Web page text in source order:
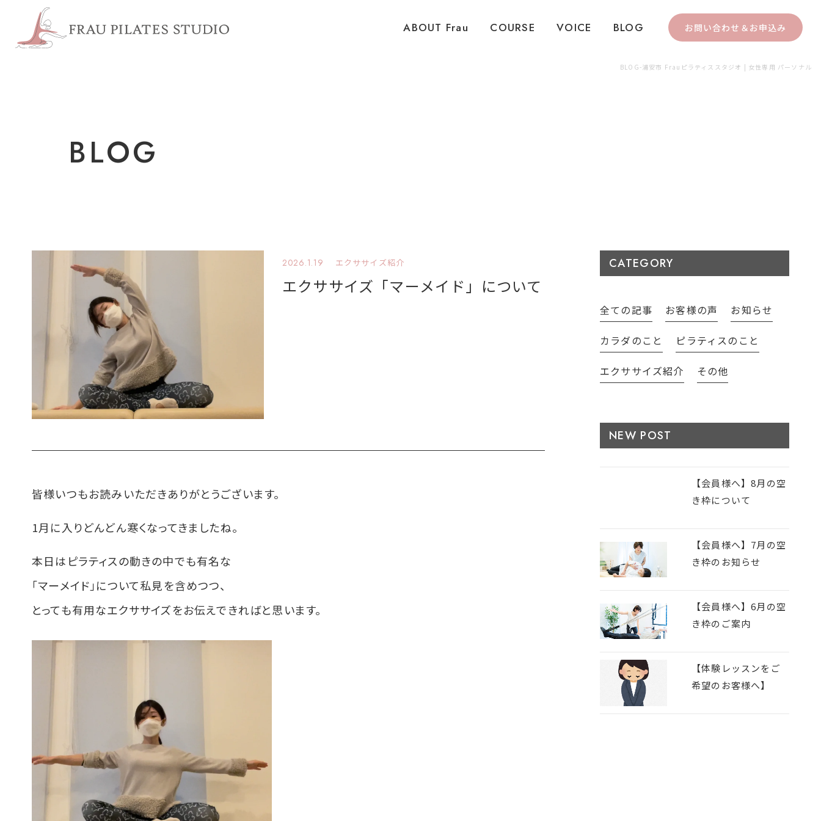
ABOUT Frau
COURSE VOICE BLOG お問い合わせ＆お申込み
BLOG-浦安市 Frauピラティススタジオ | 女性専用 パーソナル
BLOG
2026.1.19 エクササイズ紹介
エクササイズ「マーメイド」について
皆様いつもお読みいただきありがとうございます。
1月に入りどんどん寒くなってきましたね。
本日はピラティスの動きの中でも有名な
「マーメイド」について私見を含めつつ、
とっても有用なエクササイズをお伝えできればと思います。
CATEGORY
全ての記事 お客様の声 お知らせ
カラダのこと ピラティスのこと
エクササイズ紹介 その他
NEW POST
【会員様へ】8月の空
き枠について
【会員様へ】7月の空
き枠のお知らせ
【会員様へ】6月の空
き枠のご案内
【体験レッスンをご
希望のお客様へ】